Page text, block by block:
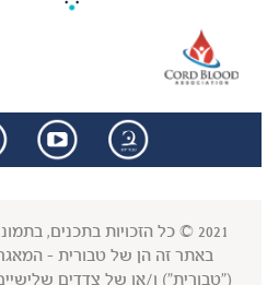
2021 © כל הזכויות בתכנים,
באתר זה הן של טבורית -
("טבורית") ו/או של צדדים